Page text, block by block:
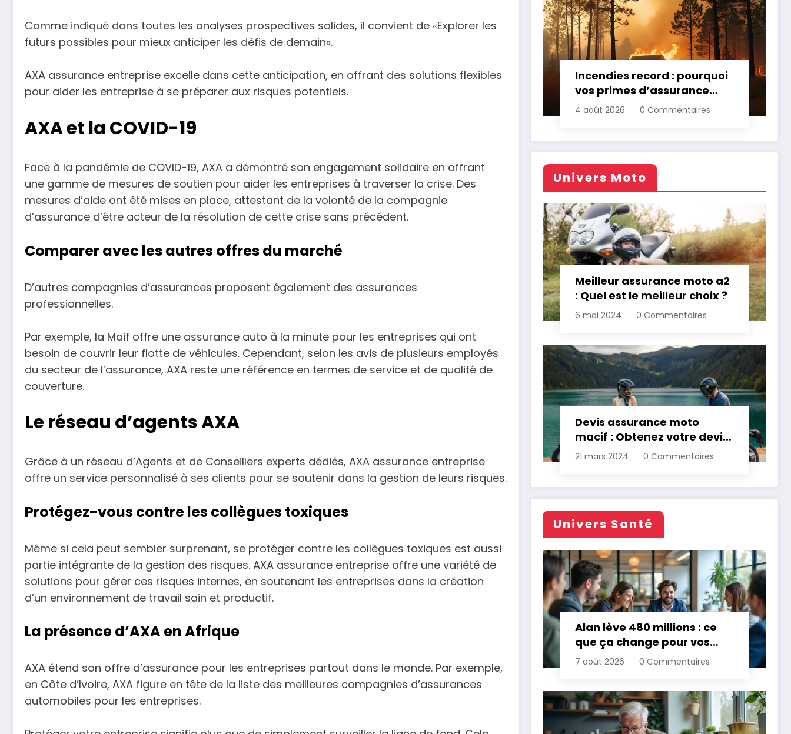
Comme indiqué dans toutes les analyses prospectives solides, il convient de «Explorer les
futurs possibles pour mieux anticiper les défis de demain».
AXA assurance entreprise excelle dans cette anticipation, en offrant des solutions flexibles
pour aider les entreprise à se préparer aux risques potentiels.
AXA et la COVID-19
Face à la pandémie de COVID-19, AXA a démontré son engagement solidaire en offrant
une gamme de mesures de soutien pour aider les entreprises à traverser la crise. Des
mesures d’aide ont été mises en place, attestant de la volonté de la compagnie
d’assurance d’être acteur de la résolution de cette crise sans précédent.
Comparer avec les autres offres du marché
D’autres compagnies d’assurances proposent également des assurances
professionnelles.
Par exemple, la Maif offre une assurance auto à la minute pour les entreprises qui ont
besoin de couvrir leur flotte de véhicules. Cependant, selon les avis de plusieurs employés
du secteur de l’assurance, AXA reste une référence en termes de service et de qualité de
couverture.
Le réseau d’agents AXA
Grâce à un réseau d’Agents et de Conseillers experts dédiés, AXA assurance entreprise
offre un service personnalisé à ses clients pour se soutenir dans la gestion de leurs risques.
Protégez-vous contre les collègues toxiques
Même si cela peut sembler surprenant, se protéger contre les collègues toxiques est aussi
partie intégrante de la gestion des risques. AXA assurance entreprise offre une variété de
solutions pour gérer ces risques internes, en soutenant les entreprises dans la création
d’un environnement de travail sain et productif.
La présence d’AXA en Afrique
AXA étend son offre d’assurance pour les entreprises partout dans le monde. Par exemple,
en Côte d’Ivoire, AXA figure en tête de la liste des meilleures compagnies d’assurances
automobiles pour les entreprises.
Incendies record : pourquoi
vos primes d’assurance
vont augmenter
4 août 2026 0 Commentaires
Univers Moto
Meilleur assurance moto a2
: Quel est le meilleur choix ?
6 mai 2024 0 Commentaires
Devis assurance moto
macif : Obtenez votre devis
personnalisé
21 mars 2024 0 Commentaires
Univers Santé
Alan lève 480 millions : ce
que ça change pour vos
assurances
7 août 2026 0 Commentaires